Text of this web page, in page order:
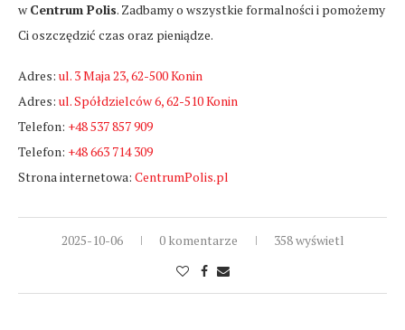
wCentrum Polis. Zadbamy o wszystkie formalności i pomożemy
Ci oszczędzić czas oraz pieniądze.
Adres: ul. 3 Maja 23, 62-500 Konin
Adres: ul. Spółdzielców 6, 62-510 Konin
Telefon: +48 537 857 909
Telefon: +48 663 714 309
Strona internetowa: CentrumPolis.pl
2025-10-06 0 komentarze 358 wyświetl